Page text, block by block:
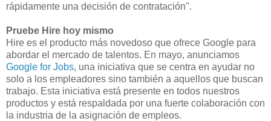
rápidamente una decisión de contratación".
Pruebe Hire hoy mismo
Hire es el producto más novedoso que ofrece Google para
abordar el mercado de talentos. En mayo, anunciamos
Google for Jobs, una iniciativa que se centra en ayudar no
solo a los empleadores sino también a aquellos que buscan
trabajo. Esta iniciativa está presente en todos nuestros
productos y está respaldada por una fuerte colaboración con
la industria de la asignación de empleos.